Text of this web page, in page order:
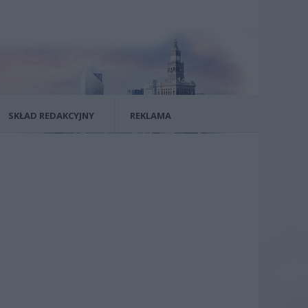
SKŁAD REDAKCYJNY REKLAMA